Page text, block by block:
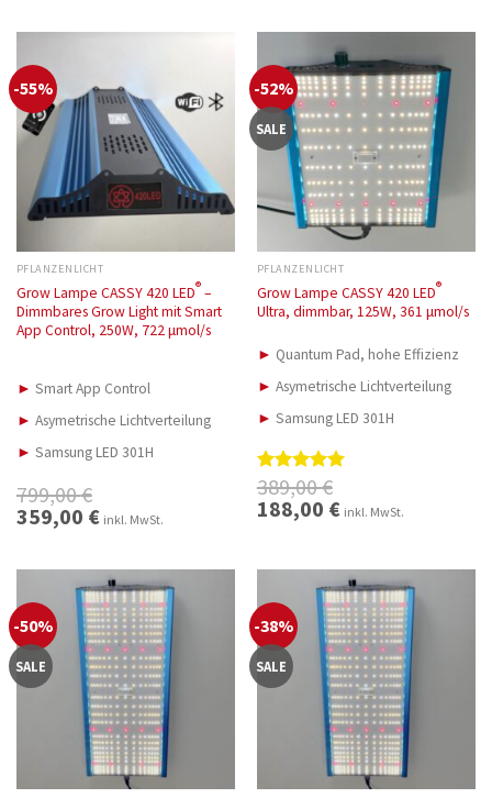
-55%
PFLANZENLICHT
Grow Lampe CASSY 420 LED® –
Dimmbares Grow Light mit Smart
App Control, 250W, 722 μmol/s
► Smart App Control
► Asymetrische Lichtverteilung
► Samsung LED 301H
799,00€
Ursprünglicher
Preis
359,00 €Aktueller
Preis
inkl. MwSt.
-52%
SALE
PFLANZENLICHT
Grow Lampe CASSY 420 LED®
Ultra, dimmbar, 125W, 361 μmol/s
► Quantum Pad, hohe Effizienz
► Asymetrische Lichtverteilung
► Samsung LED 301H
Bewertet
mit5.00
von 5
389,00€
Ursprünglicher
Preis
188,00 €Aktueller
Preis
inkl. MwSt.
-50%
SALE
-38%
SALE